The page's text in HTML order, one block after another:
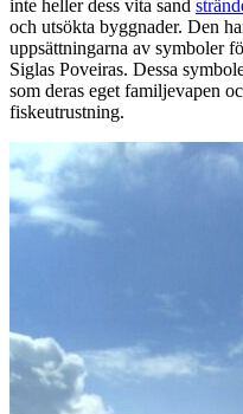
inte heller dess vita sand
och utsökta byggnader. Den
uppsättningarna av symboler
Siglas Poveiras. Dessa
som deras eget familjevapen
fiskeutrustning.